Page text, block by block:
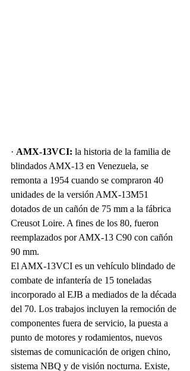
· AMX-13VCI: la historia de la familia de
blindados AMX-13 en Venezuela, se
remonta a 1954 cuando se compraron 40
unidades de la versión AMX-13M51
dotados de un cañón de 75 mm a la fábrica
Creusot Loire. A fines de los 80, fueron
reemplazados por AMX-13 C90 con cañón
90 mm.
El AMX-13VCI es un vehículo blindado de
combate de infantería de 15 toneladas
incorporado al EJB a mediados de la década
del 70. Los trabajos incluyen la remoción de
componentes fuera de servicio, la puesta a
punto de motores y rodamientos, nuevos
sistemas de comunicación de origen chino,
sistema NBQ y de visión nocturna. Existe,